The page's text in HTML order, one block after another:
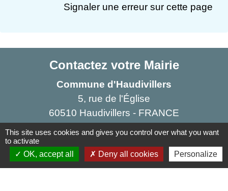
Signaler une erreur sur cette page
Contactez votre Mairie
Commune d'Haudivillers
5, rue de l'Église
60510 Haudivillers - FRANCE
+33 3 44 80 40 34
This site uses cookies and gives you control over what you want
to activate
OK, accept all
Deny all cookies Personalize